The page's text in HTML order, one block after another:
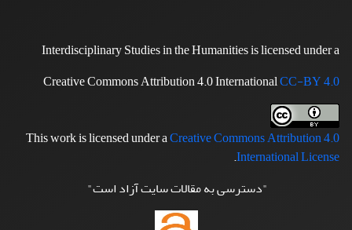
Interdisciplinary Studies in the Humanities is licensed under a
Creative Commons Attribution 4.0 InternationalCC-BY 4.0
This work is licensed under aCreative Commons Attribution 4.0
International License
.
"دسترسی به مقالات سایت آزاد است"